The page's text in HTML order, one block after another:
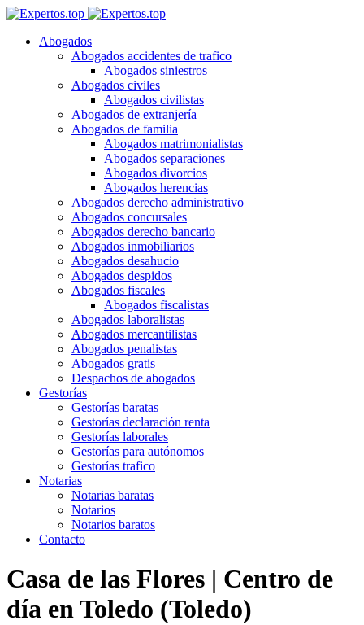
Abogados
Abogados accidentes de trafico
Abogados siniestros
Abogados civiles
Abogados civilistas
Abogados de extranjería
Abogados de familia
Abogados matrimonialistas
Abogados separaciones
Abogados divorcios
Abogados herencias
Abogados derecho administrativo
Abogados concursales
Abogados derecho bancario
Abogados inmobiliarios
Abogados desahucio
Abogados despidos
Abogados fiscales
Abogados fiscalistas
Abogados laboralistas
Abogados mercantilistas
Abogados penalistas
Abogados gratis
Despachos de abogados
Gestorías
Gestorías baratas
Gestorías declaración renta
Gestorías laborales
Gestorías para autónomos
Gestorías trafico
Notarias
Notarias baratas
Notarios
Notarios baratos
Contacto
Casa de las Flores | Centro de
día en Toledo (Toledo)